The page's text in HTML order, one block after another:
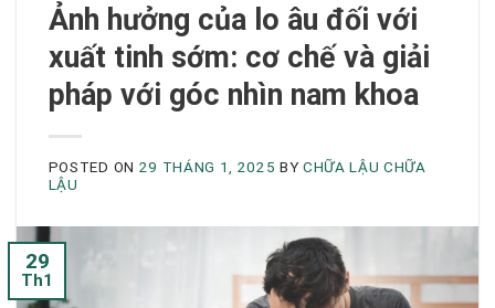
Ảnh hưởng của lo âu đối với
xuất tinh sớm: cơ chế và giải
pháp với góc nhìn nam khoa
POSTED ON 29 THÁNG 1, 2025 BY CHỮA LẬU CHỮA
LẬU
29
Th1